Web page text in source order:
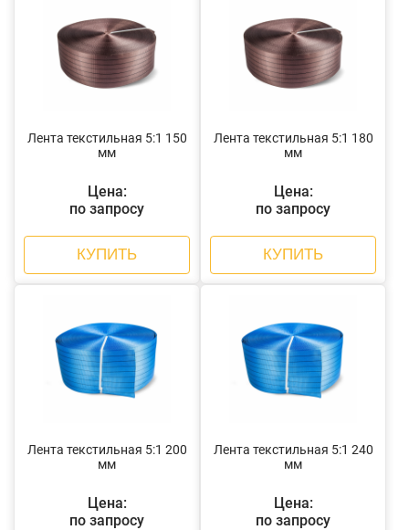
Лента текстильная 5:1 150
мм
Цена:
по запросу
КУПИТЬ
Лента текстильная 5:1 180
мм
Цена:
по запросу
КУПИТЬ
Лента текстильная 5:1 200
мм
Цена:
по запросу
Лента текстильная 5:1 240
мм
Цена:
по запросу